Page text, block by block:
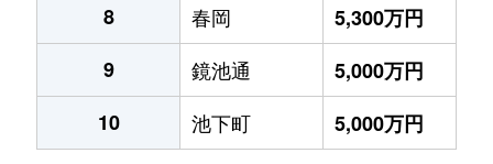
8
春岡
5,300万円
9
鏡池通
5,000万円
10
池下町 5,000万円